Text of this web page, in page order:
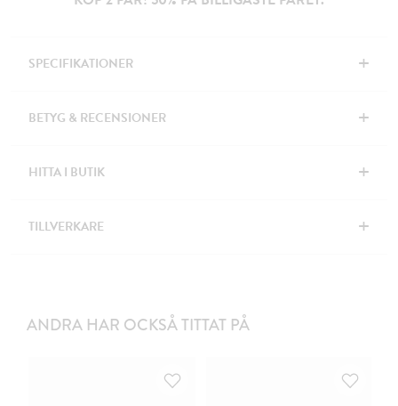
SPECIFIKATIONER +
BETYG & RECENSIONER +
HITTA I BUTIK +
TILLVERKARE +
ANDRA HAR OCKSÅ TITTAT PÅ